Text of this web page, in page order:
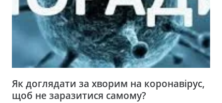
Як доглядати за хворим на коронавірус,
щоб не заразитися самому?